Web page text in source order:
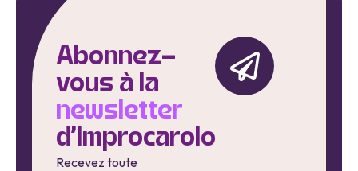
Abonnez-
vous à la
newsletter
d'Improcarolo
Recevez toute